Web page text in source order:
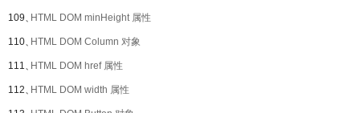
109、HTML DOM minHeight 属性
110、HTML DOM Column 对象
111、HTML DOM href 属性
112、HTML DOM width 属性